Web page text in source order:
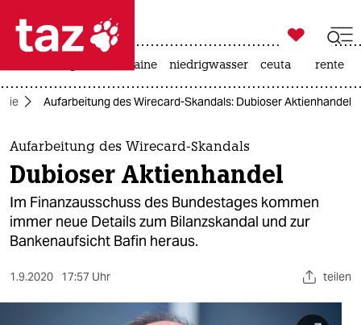
 taz zahl ich
taz zahl ich
themen
politik
öko

taz zahl ich
krieg in der ukraine niedrigwasser ceuta rente
Aufarbeitung des Wirecard-Skandals: Dubioser Aktienhandel
Aufarbeitung des Wirecard-Skandals
Dubioser Aktienhandel
Im Finanzausschuss des Bundestages kommen
immer neue Details zum Bilanzskandal und zur
Bankenaufsicht Bafin heraus.
1.9.2020 17:57 Uhr teilen